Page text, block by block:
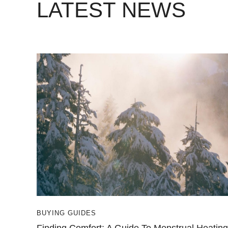
LATEST NEWS
BUYING GUIDES